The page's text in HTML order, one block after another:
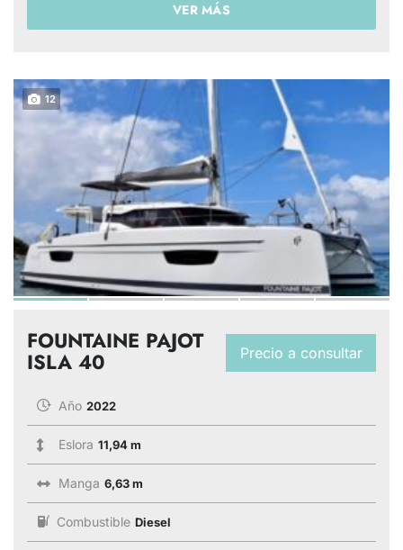
VER MÁS
12
Precio a consultar
FOUNTAINE PAJOT
ISLA 40
Año 2022
Eslora 11,94 m
Manga 6,63 m
Combustible Diesel